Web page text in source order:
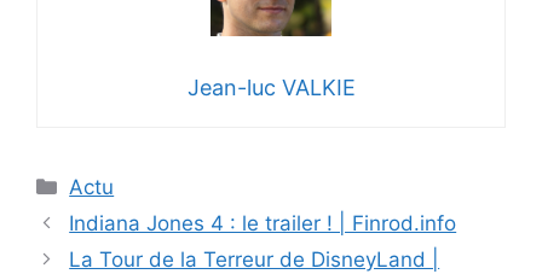
Jean-luc VALKIE
Catégories
Actu
Indiana Jones 4 : le trailer ! | Finrod.info
La Tour de la Terreur de DisneyLand |